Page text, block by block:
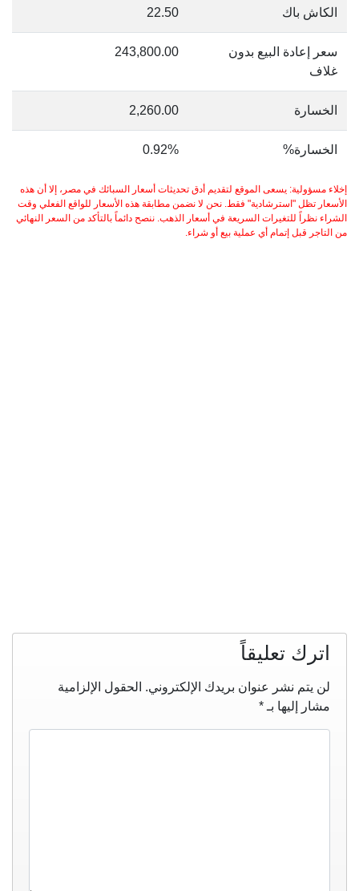
الكاش باك 22.50
سعر إعادة البيع بدون
غلاف
243,800.00
الخسارة 2,260.00
الخسارة% 0.92%
إخلاء مسؤولية: يسعى الموقع لتقديم أدق تحديثات أسعار السبائك في مصر، إلا أن هذه
الأسعار تظل "استرشادية" فقط. نحن لا نضمن مطابقة هذه الأسعار للواقع الفعلي وقت
الشراء نظراً للتغيرات السريعة في أسعار الذهب. ننصح دائماً بالتأكد من السعر النهائي
من التاجر قبل إتمام أي عملية بيع أو شراء.
اترك تعليقاً
لن يتم نشر عنوان بريدك الإلكتروني. الحقول الإلزامية
مشار إليها بـ *